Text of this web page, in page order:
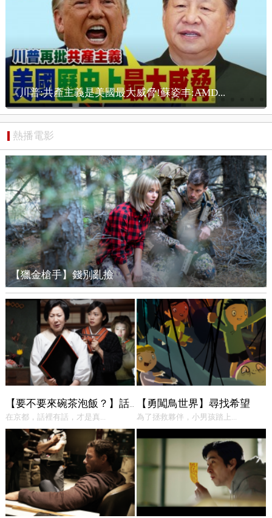
《麥考爾訪台灣!強化美台國安合作!漢光演習...
熱播電影
【獵金槍手】錢別亂撿
【要不要來碗茶泡飯？】話中有話
在京都，話裡有話，才是真...
【勇闖鳥世界】尋找希望
為了拯救夥伴，小男孩踏上...